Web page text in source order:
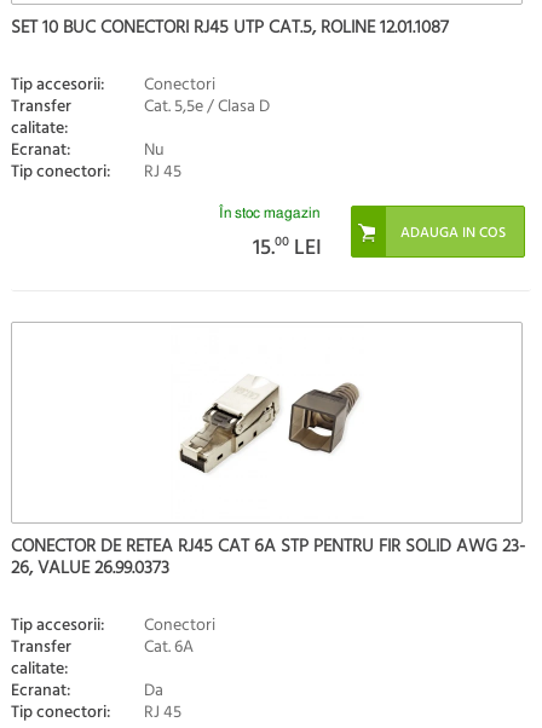
SET 10 BUC CONECTORI RJ45 UTP CAT.5, ROLINE 12.01.1087
Tip accesorii: Conectori
Transfer
calitate:
Cat. 5,5e / Clasa D
Ecranat:
Nu
Tip conectori: RJ 45
În stoc magazin
15.00 LEI
CONECTOR DE RETEA RJ45 CAT 6A STP PENTRU FIR SOLID AWG 23-
26, VALUE 26.99.0373
Tip accesorii: Conectori
Transfer
calitate:
Cat. 6A
Ecranat:
Da
Tip conectori: RJ 45